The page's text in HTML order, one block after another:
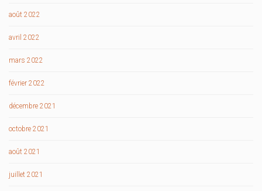
août 2022
avril 2022
mars 2022
février 2022
décembre 2021
octobre 2021
août 2021
juillet 2021